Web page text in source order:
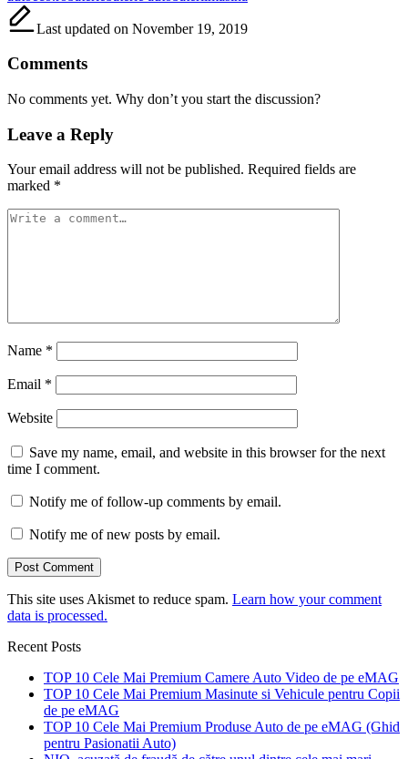
Last updated on November 19, 2019
Comments
No comments yet. Why don’t you start the discussion?
Leave a Reply
Your email address will not be published. Required fields are
marked *
Name *
Email *
Website
Save my name, email, and website in this browser for the next
time I comment.
Notify me of follow-up comments by email.
Notify me of new posts by email.
This site uses Akismet to reduce spam. Learn how your comment
data is processed.
Recent Posts
TOP 10 Cele Mai Premium Camere Auto Video de pe eMAG
TOP 10 Cele Mai Premium Masinute si Vehicule pentru Copii
de pe eMAG
TOP 10 Cele Mai Premium Produse Auto de pe eMAG (Ghid
pentru Pasionatii Auto)